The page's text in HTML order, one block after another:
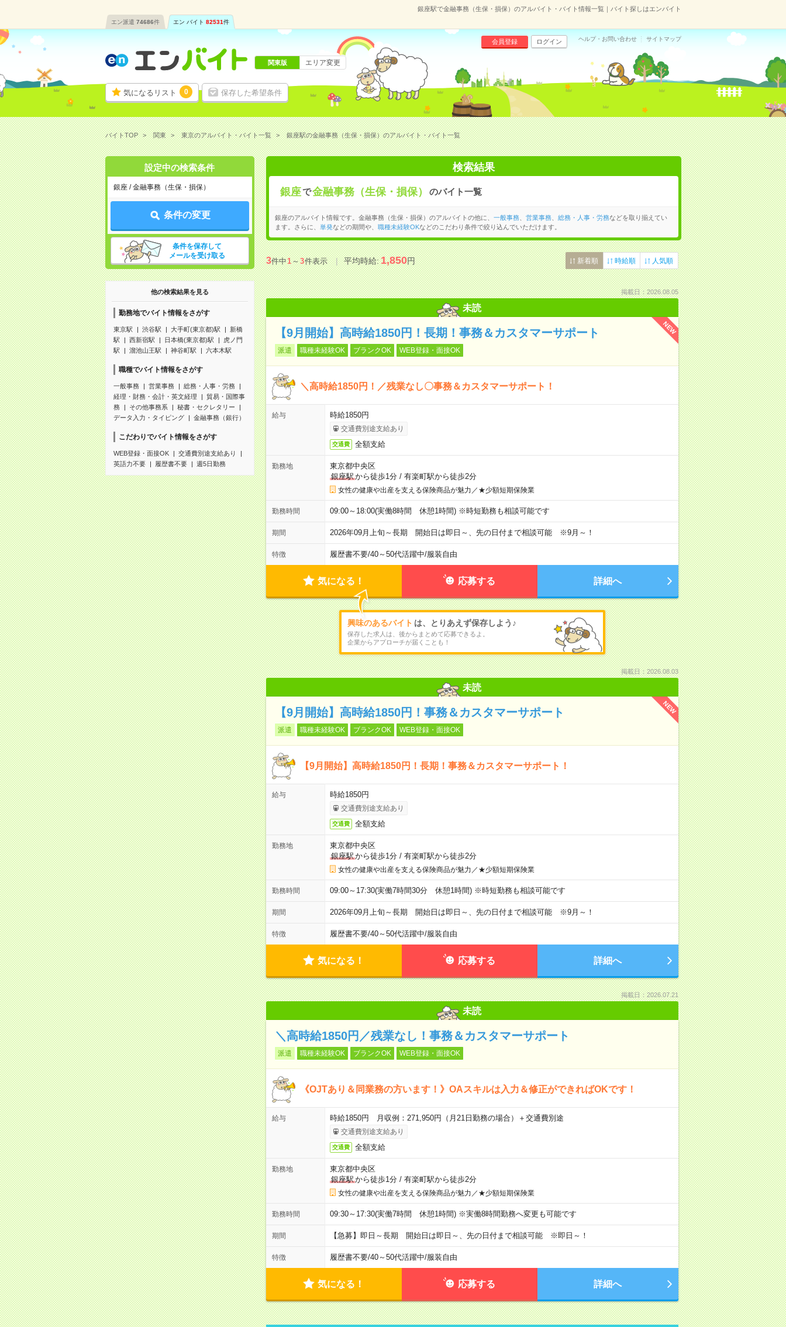
銀座駅で金融事務（生保・損保）のアルバイト・バイト情報一覧｜バイト探しはエンバイト
エン派遣 74686件 エン バイト 82531件
気になるリスト 0 保存した希望条件
会員登録 ログイン ヘルプ・お問い合わせ サイトマップ
関東版 エリア変更
バイトTOP 関東 東京のアルバイト・バイト一覧 銀座駅の金融事務（生保・損保）のアルバイト・バイト一覧
設定中の検索条件
銀座 / 金融事務（生保・損保）
条件の変更
条件を保存して
メールを受け取る
他の検索結果を見る
勤務地でバイト情報をさがす
東京駅 渋谷駅 大手町(東京都)駅
新橋
駅
西新宿駅 日本橋(東京都)駅
虎ノ門
駅
溜池山王駅 神谷町駅 六本木駅
職種でバイト情報をさがす
一般事務 営業事務
総務・人事・労務
経理・財務・会計・英文経理
貿易・国際事
務
その他事務系
秘書・セクレタリー
データ入力・タイピング
金融事務（銀行）
こだわりでバイト情報をさがす
WEB登録・面接OK
交通費別途支給あり
英語力不要
履歴書不要 週5日勤務
検索結果
銀座で金融事務（生保・損保） のバイト一覧
銀座のアルバイト情報です。金融事務（生保・損保）のアルバイトの他に、 一般事務、 営業事務、 総務・人事・労務などを取り揃えてい
ます。さらに、
単発などの期間や、 職種未経験OKなどのこだわり条件で絞り込んでいただけます。
3件中1～3件表示 平均時給:1,850円 新着順 時給順 人気順
掲載日：2026.08.05
未読
NEW
【9月開始】高時給1850円！長期！事務＆カスタマーサポート
派遣 職種未経験OK ブランクOK WEB登録・面接OK
＼高時給1850円！／残業なし〇事務＆カスタマーサポート！
給与 時給1850円
交通費別途支給あり
交通費 全額支給
勤務地
東京都中央区
銀座駅から徒歩1分/ 有楽町駅から徒歩2分
女性の健康や出産を支える保険商品が魅力／★少額短期保険業
勤務時間 09:00～18:00(実働8時間 休憩1時間) ※時短勤務も相談可能です
期間 2026年09月上旬～長期 開始日は即日～、先の日付まで相談可能 ※9月～！
特徴 履歴書不要/40～50代活躍中/服装自由
気になる！ 応募する 詳細へ
興味のあるバイト は、とりあえず保存しよう♪
保存した求人は、後からまとめて応募できるよ。
企業からアプローチが届くことも！
掲載日：2026.08.03
未読
NEW
【9月開始】高時給1850円！事務＆カスタマーサポート
派遣 職種未経験OK ブランクOK WEB登録・面接OK
【9月開始】高時給1850円！長期！事務＆カスタマーサポート！
給与 時給1850円
交通費別途支給あり
交通費 全額支給
勤務地
東京都中央区
銀座駅から徒歩1分/ 有楽町駅から徒歩2分
女性の健康や出産を支える保険商品が魅力／★少額短期保険業
勤務時間 09:00～17:30(実働7時間30分 休憩1時間) ※時短勤務も相談可能です
期間 2026年09月上旬～長期 開始日は即日～、先の日付まで相談可能 ※9月～！
特徴 履歴書不要/40～50代活躍中/服装自由
気になる！ 応募する 詳細へ
掲載日：2026.07.21
未読
＼高時給1850円／残業なし！事務＆カスタマーサポート
派遣 職種未経験OK ブランクOK WEB登録・面接OK
《OJTあり＆同業務の方います！》OAスキルは入力＆修正ができればOKです！
給与 時給1850円 月収例：271,950円（月21日勤務の場合）＋交通費別途
交通費別途支給あり
交通費 全額支給
勤務地
東京都中央区
銀座駅から徒歩1分/ 有楽町駅から徒歩2分
女性の健康や出産を支える保険商品が魅力／★少額短期保険業
勤務時間 09:30～17:30(実働7時間 休憩1時間) ※実働8時間勤務へ変更も可能です
期間 【急募】即日～長期 開始日は即日～、先の日付まで相談可能 ※即日～！
特徴 履歴書不要/40～50代活躍中/服装自由
気になる！ 応募する 詳細へ